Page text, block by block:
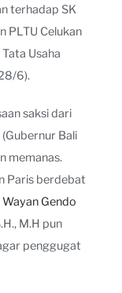
terhadap SK
PLTU Celukan
Usaha
6).
saksi dari
Bali
memanas.
Paris berdebat
Wayan Gendo
M.H pun
penggugat